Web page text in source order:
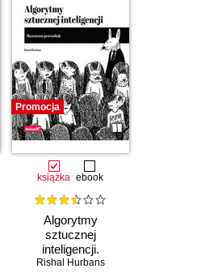
Promocja
książka ebook
Algorytmy
sztucznej
inteligencji.
Ilustrowany
Rishal Hurbans